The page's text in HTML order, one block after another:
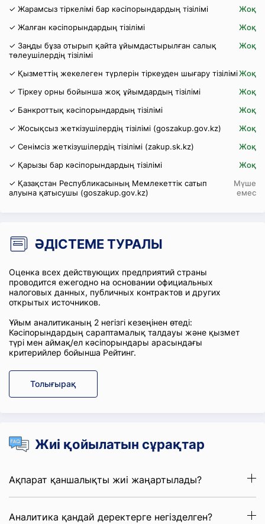
✓ Жарамсыз тіркелімі бар кәсіпорындардың тізілімі
Жоқ
✓ Жалған кәсіпорындардың тізілімі
Жоқ
✓ Заңды бұза отырып қайта ұйымдастырылған салық
төлеушілердің тізілімі
Жоқ
✓ Қызметтің жекелеген түрлерін тіркеуден шығару тізіліміЖоқ
✓ Тіркеу орны бойынша жоқ ұйымдардың тізілімі
Жоқ
✓ Банкроттық кәсіпорындардың тізілімі
Жоқ
✓ Жосықсыз жеткізушілердің тізілімі (goszakup.gov.kz)
Жоқ
✓ Сенімсіз жеткізушілердің тізілімі (zakup.sk.kz)
Жоқ
✓ Қарызы бар кәсіпорындардың тізілімі
Жоқ
✓ Қазақстан Республикасының Мемлекеттік сатып
алуына қатысушы (goszakup.gov.kz)
Мүше
емес
ӘДІСТЕМЕ ТУРАЛЫ
Оценка всех действующих предприятий страны
проводится ежегодно на основании официальных
налоговых данных, публичных контрактов и других
открытых источников.
Ұйым аналитиканың 2 негізгі кезеңінен өтеді:
Кәсіпорындардың сараптамалық талдауы және қызмет
түрі мен аймақ/ел кәсіпорындары арасындағы
критерийлер бойынша Рейтинг.
Толығырақ
Жиі қойылатын сұрақтар
Ақпарат қаншалықты жиі жаңартылады?
Аналитика қандай деректерге негізделген?